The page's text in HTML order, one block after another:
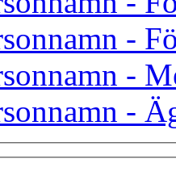
-
-
-